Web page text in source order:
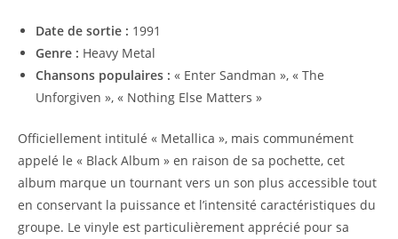
Date de sortie : 1991
Genre : Heavy Metal
Chansons populaires : « Enter Sandman », « The
Unforgiven », « Nothing Else Matters »
Officiellement intitulé « Metallica », mais communément
appelé le « Black Album » en raison de sa pochette, cet
album marque un tournant vers un son plus accessible tout
en conservant la puissance et l’intensité caractéristiques du
groupe. Le vinyle est particulièrement apprécié pour sa